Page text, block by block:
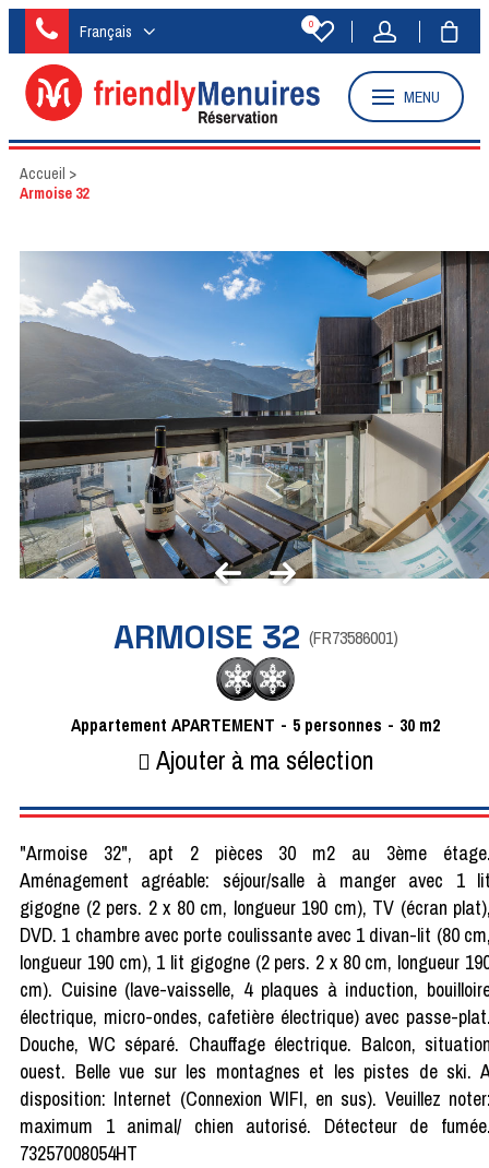
Français 0
MENU
Accueil >
Armoise 32
ARMOISE 32 (FR73586001)
Appartement APARTEMENT 5 personnes 30 m2
Ajouter à ma sélection
"Armoise 32", apt 2 pièces 30 m2 au 3ème
Aménagement agréable: séjour/salle à manger avec 1
gigogne (2 pers. 2 x 80 cm, longueur 190 cm), TV (écran
DVD. 1 chambre avec porte coulissante avec 1 divan-lit (80
longueur 190 cm), 1 lit gigogne (2 pers. 2 x 80 cm, longueur
cm). Cuisine (lave-vaisselle, 4 plaques à induction,
électrique, micro-ondes, cafetière électrique) avec passe-
Douche, WC séparé. Chauffage électrique. Balcon,
ouest. Belle vue sur les montagnes et les pistes de ski.
disposition: Internet (Connexion WIFI, en sus). Veuillez
maximum 1 animal/ chien autorisé. Détecteur de
73257008054HT